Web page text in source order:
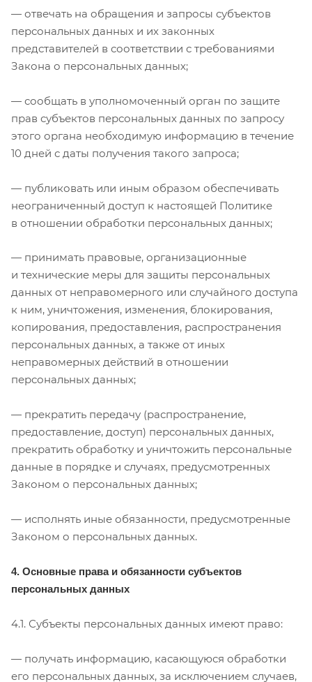
— отвечать на обращения и запросы субъектов
персональных данных и их законных
представителей в соответствии с требованиями
Закона о персональных данных;
— сообщать в уполномоченный орган по защите
прав субъектов персональных данных по запросу
этого органа необходимую информацию в течение
10 дней с даты получения такого запроса;
— публиковать или иным образом обеспечивать
неограниченный доступ к настоящей Политике
в отношении обработки персональных данных;
— принимать правовые, организационные
и технические меры для защиты персональных
данных от неправомерного или случайного доступа
к ним, уничтожения, изменения, блокирования,
копирования, предоставления, распространения
персональных данных, а также от иных
неправомерных действий в отношении
персональных данных;
— прекратить передачу (распространение,
предоставление, доступ) персональных данных,
прекратить обработку и уничтожить персональные
данные в порядке и случаях, предусмотренных
Законом о персональных данных;
— исполнять иные обязанности, предусмотренные
Законом о персональных данных.
4. Основные права и обязанности субъектов
персональных данных
4.1. Субъекты персональных данных имеют право:
— получать информацию, касающуюся обработки
его персональных данных, за исключением случаев,